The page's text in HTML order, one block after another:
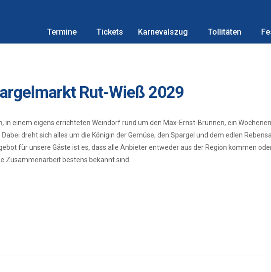
Termine Tickets Karnevalszug Tollitäten
Rut-Wieß 2029
in einem eigens errichteten Weindorf rund um den Max-Ernst-Brunnen, ein
dreht sich alles um die Königin der Gemüse, den Spargel und dem edlen
für unsere Gäste ist es, dass alle Anbieter entweder aus der Region kommen
Zusammenarbeit bestens bekannt sind.